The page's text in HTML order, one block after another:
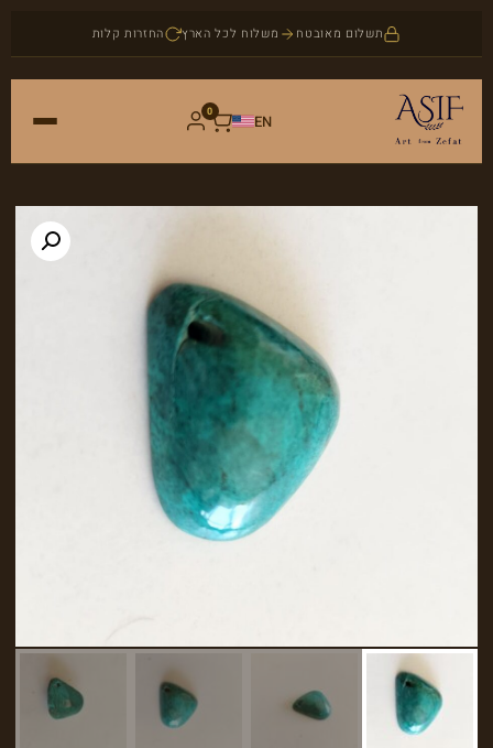
תשלום מאובטח משלוח לכל הארץ החזרות קלות
EN
0